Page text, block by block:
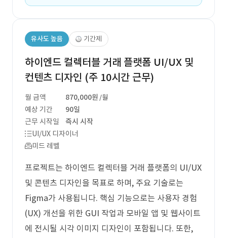
유사도 높음 기간제
하이엔드 컬렉터블 거래 플랫폼 UI/UX 및
컨텐츠 디자인 (주 10시간 근무)
월 금액 870,000원 /월
예상 기간
90일
근무 시작일
즉시 시작
UI/UX 디자이너
미드 레벨
프로젝트는 하이엔드 컬렉터블 거래 플랫폼의 UI/UX
및 콘텐츠 디자인을 목표로 하며, 주요 기술로는
Figma가 사용됩니다. 핵심 기능으로는 사용자 경험
(UX) 개선을 위한 GUI 작업과 모바일 앱 및 웹사이트
에 전시될 시각 이미지 디자인이 포함됩니다. 또한,